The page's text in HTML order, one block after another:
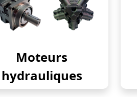
Moteurs
hydrauliques